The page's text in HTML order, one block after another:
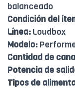
balanceado
Condición del
Línea: Loudbox
Modelo:
Cantidad de
Potencia de
Tipos de